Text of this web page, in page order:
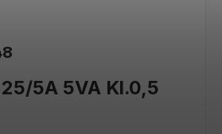
25/5A 5VA Kl.0,5